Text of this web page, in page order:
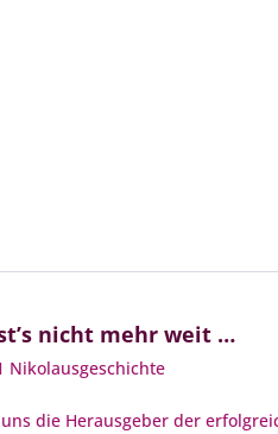
nicht mehr weit …
Nikolausgeschichte
die Herausgeber der